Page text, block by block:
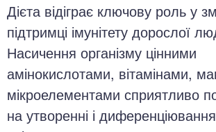
Дієта відіграє ключову роль у
підтримці імунітету дорослої
Насичення організму цінними
амінокислотами, вітамінами,
мікроелементами сприятливо
на утворенні і